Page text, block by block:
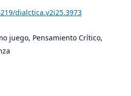
dialctica.v2i25.3973
juego, Pensamiento Crítico,